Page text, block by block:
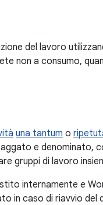
del lavoro
non a consumo,
una tantum o
e denominato,
gruppi di lavoro
internamente e
in caso di riavvio del